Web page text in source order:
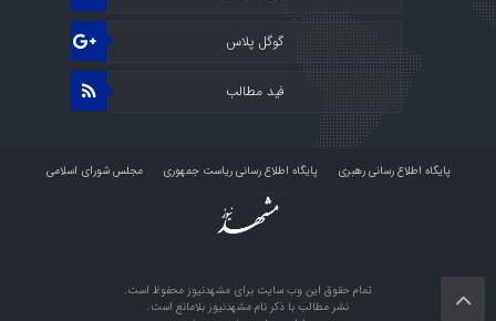
گوگل پلاس
فید مطالب
پایگاه اطلاع رسانی رهبری پایگاه اطلاع رسانی ریاست جمهوری مجلس شورای اسلامی
پرتال قوه قضائیه استودیو راو
تمام حقوق این وب سایت برای مشهدنیوز محفوظ است.
نشر مطالب با ذکر نام مشهدنیوز بلامانع است.